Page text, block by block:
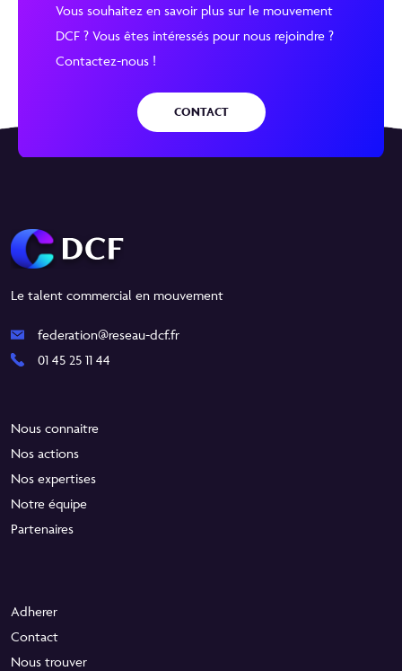
Vous souhaitez en savoir plus sur le mouvement
DCF ? Vous êtes intéressés pour nous rejoindre ?
Contactez-nous !
CONTACT
Le talent commercial en mouvement
federation@reseau-dcf.fr
01 45 25 11 44
Nous connaitre
Nos actions
Nos expertises
Notre équipe
Partenaires
Adherer
Contact
Nous trouver